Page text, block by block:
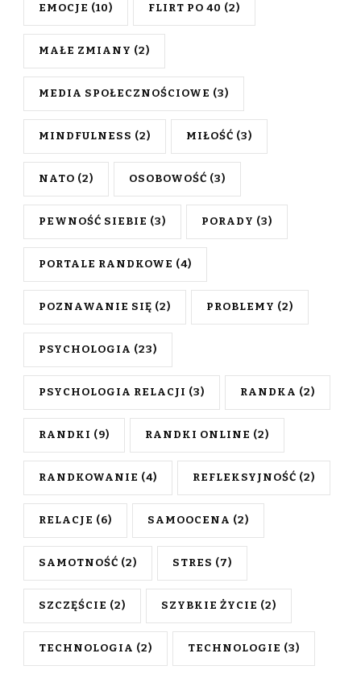
EMOCJE (10) FLIRT PO 40 (2)
MAŁE ZMIANY (2)
MEDIA SPOŁECZNOŚCIOWE (3)
MINDFULNESS (2) MIŁOŚĆ (3)
NATO (2) OSOBOWOŚĆ (3)
PEWNOŚĆ SIEBIE (3) PORADY (3)
PORTALE RANDKOWE (4)
POZNAWANIE SIĘ (2) PROBLEMY (2)
PSYCHOLOGIA (23)
PSYCHOLOGIA RELACJI (3) RANDKA (2)
RANDKI (9) RANDKI ONLINE (2)
RANDKOWANIE (4) REFLEKSYJNOŚĆ (2)
RELACJE (6) SAMOOCENA (2)
SAMOTNOŚĆ (2) STRES (7)
SZCZĘŚCIE (2) SZYBKIE ŻYCIE (2)
TECHNOLOGIA (2) TECHNOLOGIE (3)